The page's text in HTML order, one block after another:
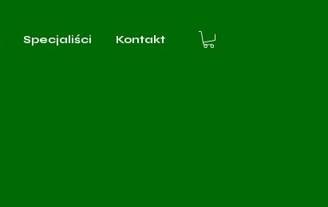
Specjaliści Kontakt